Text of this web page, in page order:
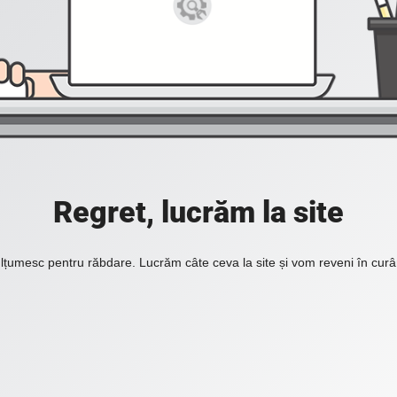
Regret, lucrăm la site
pentru răbdare. Lucrăm câte ceva la site și vom reveni în